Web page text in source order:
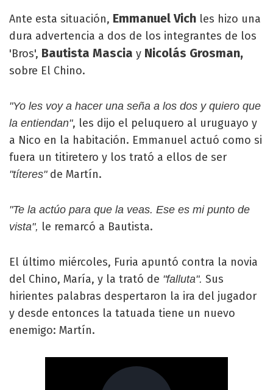
Ante esta situación, Emmanuel Vich les hizo una
dura advertencia a dos de los integrantes de los
'Bros', Bautista Mascia y Nicolás Grosman,
sobre El Chino.
"Yo les voy a hacer una seña a los dos y quiero que
la entiendan", les dijo el peluquero al uruguayo y
a Nico en la habitación. Emmanuel actuó como si
fuera un titiretero y los trató a ellos de ser
"títeres" de Martín.
"Te la actúo para que la veas. Ese es mi punto de
vista", le remarcó a Bautista.
El último miércoles, Furia apuntó contra la novia
del Chino, María, y la trató de "falluta". Sus
hirientes palabras despertaron la ira del jugador
y desde entonces la tatuada tiene un nuevo
enemigo: Martín.